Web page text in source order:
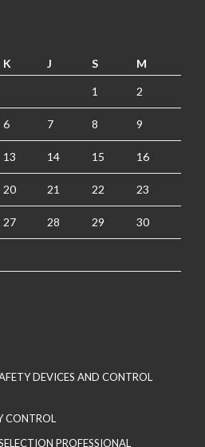
K J S M
1 2
6 7 8 9
13 14 15 16
20 21 22 23
27 28 29 30
DEVICES AND CONTROL
CONTROL
PROFESSIONAL